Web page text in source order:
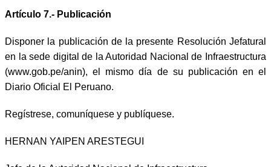
Artículo 7.- Publicación
Disponer la publicación de la presente Resolución Jefatural
en la sede digital de la Autoridad Nacional de Infraestructura
(www.gob.pe/anin), el mismo día de su publicación en el
Diario Oficial El Peruano.
Regístrese, comuníquese y publíquese.
HERNAN YAIPEN ARESTEGUI